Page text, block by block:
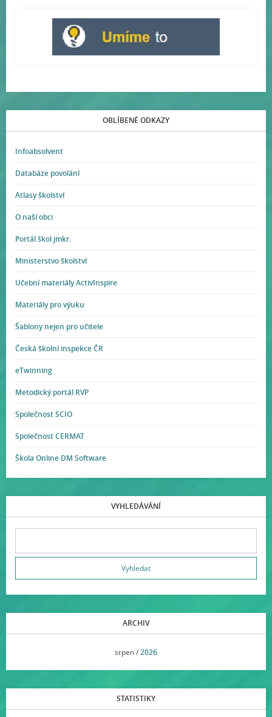
OBLÍBENÉ ODKAZY
Infoabsolvent
Databáze povolání
Atlasy školství
O naší obci
Portál škol jmkr.
Ministerstvo školství
Učební materiály ActivInspire
Materiály pro výuku
Šablony nejen pro učitele
Česká školní inspekce ČR
eTwinning
Metodický portál RVP
Společnost SCIO
Společnost CERMAT
Škola Online DM Software
VYHLEDÁVÁNÍ
ARCHIV
srpen /2026
STATISTIKY